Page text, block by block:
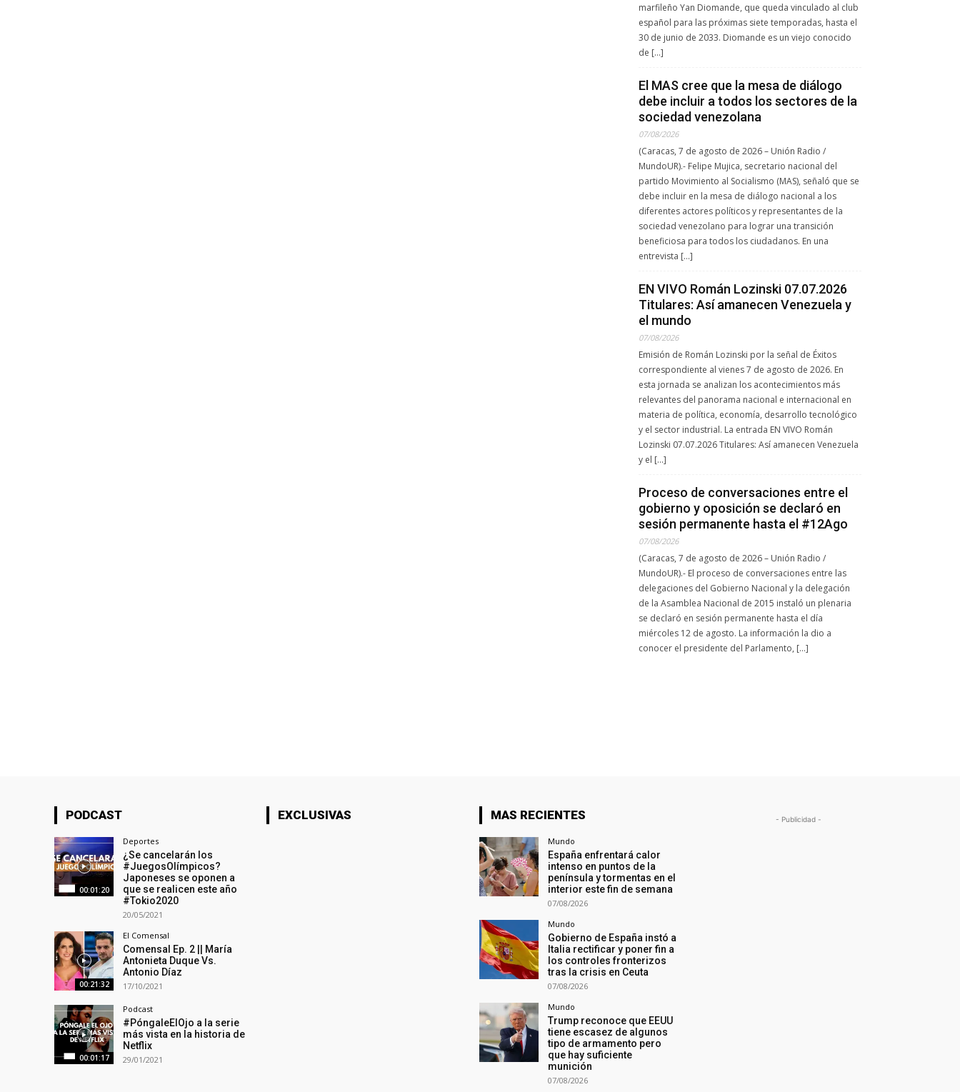
marfileño Yan Diomande, que queda vinculado al club
español para las próximas siete temporadas, hasta el
30 de junio de 2033. Diomande es un viejo conocido
de […]
El MAS cree que la mesa de diálogo
debe incluir a todos los sectores de la
sociedad venezolana
07/08/2026
(Caracas, 7 de agosto de 2026 – Unión Radio /
MundoUR).- Felipe Mujica, secretario nacional del
partido Movimiento al Socialismo (MAS), señaló que se
debe incluir en la mesa de diálogo nacional a los
diferentes actores políticos y representantes de la
sociedad venezolano para lograr una transición
beneficiosa para todos los ciudadanos. En una
entrevista […]
EN VIVO Román Lozinski 07.07.2026
Titulares: Así amanecen Venezuela y
el mundo
07/08/2026
Emisión de Román Lozinski por la señal de Éxitos
correspondiente al vienes 7 de agosto de 2026. En
esta jornada se analizan los acontecimientos más
relevantes del panorama nacional e internacional en
materia de política, economía, desarrollo tecnológico
y el sector industrial. La entrada EN VIVO Román
Lozinski 07.07.2026 Titulares: Así amanecen Venezuela
y el […]
Proceso de conversaciones entre el
gobierno y oposición se declaró en
sesión permanente hasta el #12Ago
07/08/2026
(Caracas, 7 de agosto de 2026 – Unión Radio /
MundoUR).- El proceso de conversaciones entre las
delegaciones del Gobierno Nacional y la delegación
de la Asamblea Nacional de 2015 instaló un plenaria
se declaró en sesión permanente hasta el día
miércoles 12 de agosto. La información la dio a
conocer el presidente del Parlamento, […]
PODCAST
00:01:20
Deportes
¿Se cancelarán los
#JuegosOlímpicos?
Japoneses se oponen a
que se realicen este año
#Tokio2020
20/05/2021
00:21:32
El Comensal
Comensal Ep. 2 || María
Antonieta Duque Vs.
Antonio Díaz
17/10/2021
00:01:17
Podcast
#PóngaleElOjo​ a la serie
más vista en la historia de
Netflix
29/01/2021
EXCLUSIVAS MAS RECIENTES
Mundo
España enfrentará calor
intenso en puntos de la
península y tormentas en el
interior este fin de semana
07/08/2026
Mundo
Gobierno de España instó a
Italia rectificar y poner fin a
los controles fronterizos
tras la crisis en Ceuta
07/08/2026
Mundo
Trump reconoce que EEUU
tiene escasez de algunos
tipo de armamento pero
que hay suficiente
munición
07/08/2026
- Publicidad -